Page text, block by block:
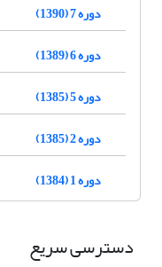
دوره 7 (1390)
دوره 6 (1389)
دوره 5 (1385)
دوره 2 (1385)
دوره 1 (1384)
دسترسی سریع